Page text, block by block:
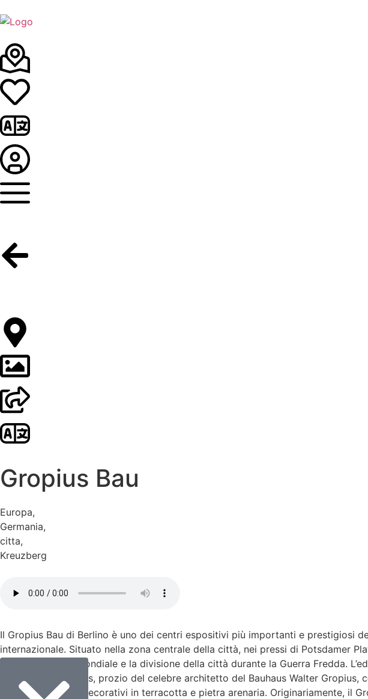
Gropius Bau
Europa,
Germania,
citta,
Kreuzberg
Il Gropius Bau di Berlino è uno dei centri espositivi più importanti e prestigiosi
internazionale. Situato nella zona centrale della città, nei pressi di Potsdamer
Seconda Guerra Mondiale e la divisione della città durante la Guerra Fredda.
1881. Martin Gropius, prozio del celebre architetto del Bauhaus Walter
rossi con dettagli decorativi in terracotta e pietra arenaria. Originariamente, il